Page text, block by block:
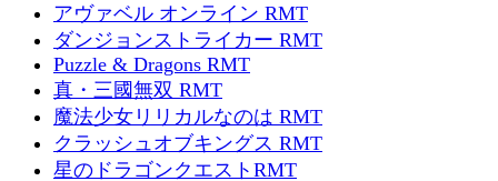
アヴァベル オンライン RMT
ダンジョンストライカー RMT
Puzzle & Dragons RMT
真・三國無双 RMT
魔法少女リリカルなのは RMT
クラッシュオブキングス RMT
星のドラゴンクエストRMT